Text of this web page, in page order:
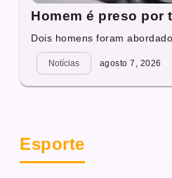
Homem é preso por
Dois homens foram
Notícias agosto 7, 2026
Esporte